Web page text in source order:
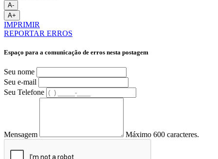
A-
A+
IMPRIMIR
REPORTAR ERROS
Espaço para a comunicação de erros nesta postagem
Seu nome
Seu e-mail
Seu Telefone
Mensagem Máximo 600 caracteres.